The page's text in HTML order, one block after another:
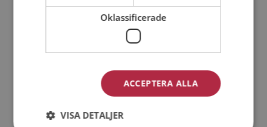
Personuppgiftspolicyn
Oklassificerade
ACCEPTERA ALLA
VISA DETALJER